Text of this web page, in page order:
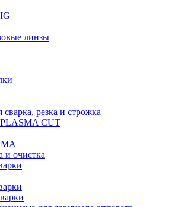
линзы
резка и строжка
CUT
и очистка